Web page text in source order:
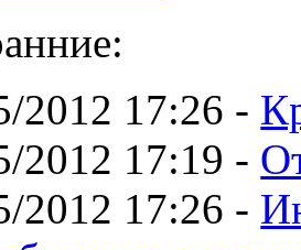
2012 17:26 -
2012 17:19 -
2012 17:26 -